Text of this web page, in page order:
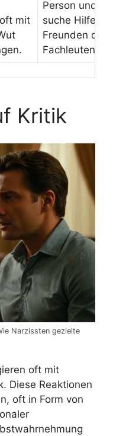
mit
Person und
suche Hilfe
Freunden oder
Fachleuten.
Kritik
Narzissten gezielte
oft mit
Diese Reaktionen
oft in Form von